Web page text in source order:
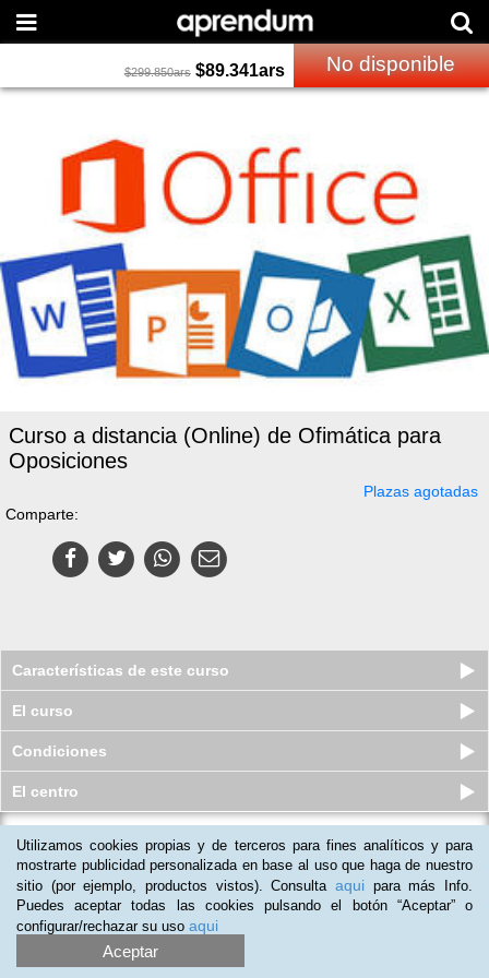
$299.850ars $89.341ars No disponible
Curso a distancia (Online) de Ofimática para
Oposiciones
Plazas agotadas
Comparte:
Características de este curso
El curso
Condiciones
El centro
Curso a distancia (Online) de Excel
2019 Avanzado
Plazas disponibles
$133.500 ars $63.450ars
Utilizamos cookies propias y de terceros para fines analíticos y para
mostrarte publicidad personalizada en base al uso que haga de nuestro
sitio (por ejemplo, productos vistos). Consulta aqui para más Info.
Puedes aceptar todas las cookies pulsando el botón “Aceptar” o
configurar/rechazar su uso aqui
Aceptar